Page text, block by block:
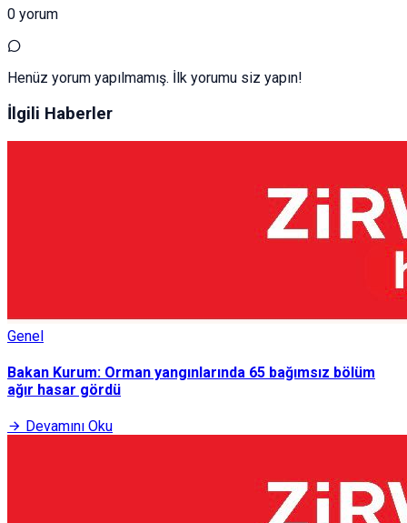
0 yorum
Henüz yorum yapılmamış. İlk yorumu siz yapın!
İlgili Haberler
Genel
Bakan Kurum: Orman yangınlarında 65 bağımsız bölüm
ağır hasar gördü
Devamını Oku